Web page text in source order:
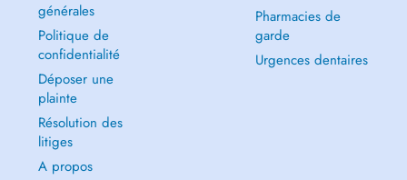
générales
Politique de
confidentialité
Déposer une
plainte
Résolution des
litiges
A propos
Pharmacies de
garde
Urgences dentaires